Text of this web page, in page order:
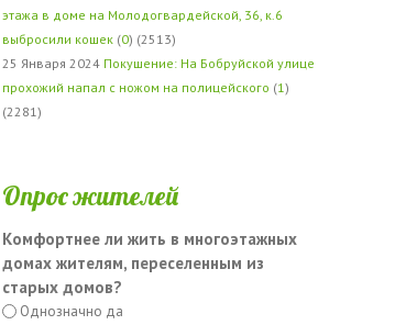
этажа в доме на Молодогвардейской, 36, к.6
выбросили кошек (0) (2513)
25 Января 2024 Покушение: На Бобруйской улице
прохожий напал с ножом на полицейского (1)
(2281)
Опрос жителей
Комфортнее ли жить в многоэтажных
домах жителям, переселенным из
старых домов?
Однозначно да